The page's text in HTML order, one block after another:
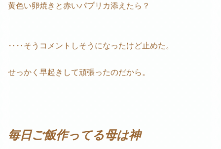
黄色い卵焼きと赤いパプリカ添えたら？
‥‥そうコメントしそうになったけど止めた。
せっかく早起きして頑張ったのだから。
毎日ご飯作ってる母は神